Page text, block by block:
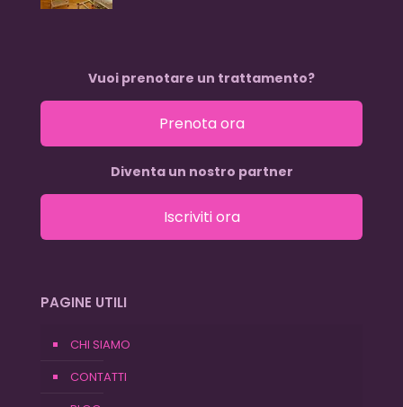
Vuoi prenotare un trattamento?
Prenota ora
Diventa un nostro partner
Iscriviti ora
PAGINE UTILI
CHI SIAMO
CONTATTI